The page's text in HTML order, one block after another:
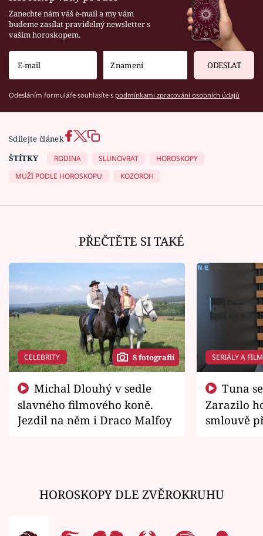
Zanechte nám váš e-mail a my vám
budeme zasílat pravidelný newsletter s
vaším horoskopem.
ODESLAT
Odesláním formuláře souhlasíte s podmínkami zpracování osobních údajů
Sdílejte článek
ŠTÍTKY
RODINA SLUNOVRAT
HOROSKOPY
MUŽI PODLE HOROSKOPU
KOZOROH
PŘEČTĚTE SI TAKÉ
CELEBRITY 8 fotografií
slavného filmového koně.
Jezdil na něm i Draco Malfoy
SERIÁLY A
Zarazilo
smlouvě
HOROSKOPY DLE ZVĚROKRUHU